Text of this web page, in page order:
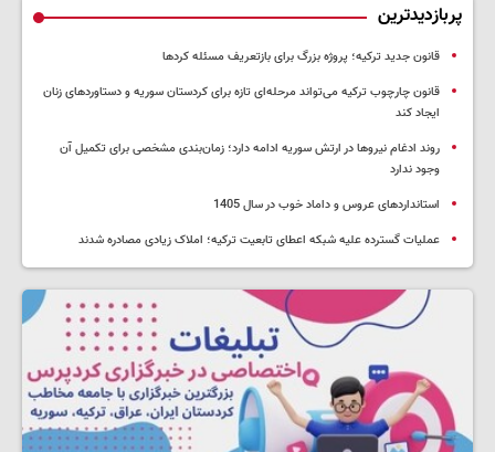
پربازدیدترین
قانون جدید ترکیه؛ پروژه بزرگ‌ برای بازتعریف مسئله کردها
قانون چارچوب ترکیه می‌تواند مرحله‌ای تازه برای کردستان سوریه و دستاوردهای زنان
ایجاد کند
روند ادغام نیروها در ارتش سوریه ادامه دارد؛ زمان‌بندی مشخصی برای تکمیل آن
وجود ندارد
استانداردهای عروس و داماد خوب در سال 1405
عملیات گسترده علیه شبکه اعطای تابعیت ترکیه؛ املاک زیادی مصادره شدند